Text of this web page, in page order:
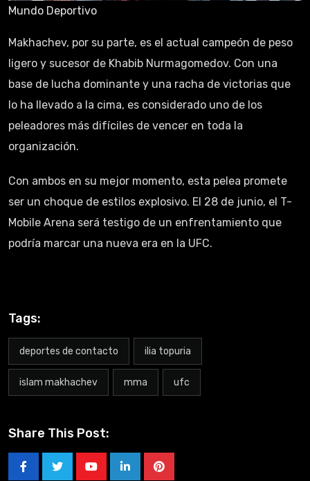
Mundo Deportivo
Makhachev, por su parte, es el actual campeón de peso
ligero y sucesor de Khabib Nurmagomedov. Con una
base de lucha dominante y una racha de victorias que
lo ha llevado a la cima, es considerado uno de los
peleadores más difíciles de vencer en toda la
organización.
Con ambos en su mejor momento, esta pelea promete
ser un choque de estilos explosivo. El 28 de junio, el T-
Mobile Arena será testigo de un enfrentamiento que
podría marcar una nueva era en la UFC.
Tags:
deportes de contacto ilia topuria
islam makhachev mma ufc
Share This Post: